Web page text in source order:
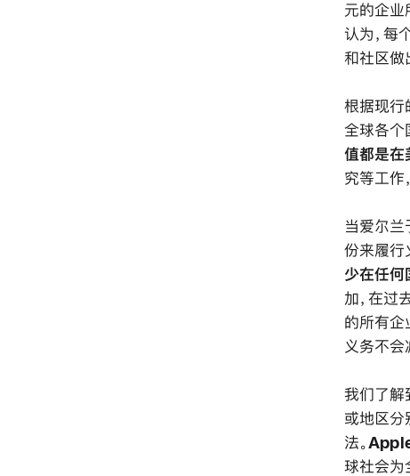
元的企业
认为，每
和社区做
根据现行
全球各个
值都是在
究等工作
当爱尔
份来履行
少在任何
加，在过
的所有企
义务不会
我们了解
或地区分
法。Apple
球社会为